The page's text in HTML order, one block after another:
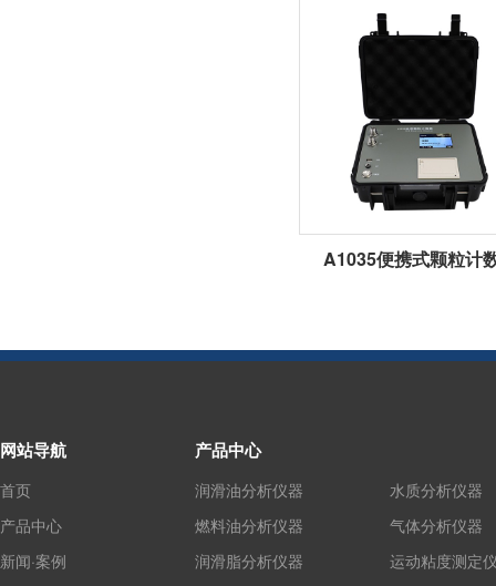
A1035便携式颗粒计
网站导航
首页
产品中心
新闻·案例
产品中心
润滑油分析仪器
燃料油分析仪器
润滑脂分析仪器
水质分析仪器
气体分析仪器
运动粘度测定